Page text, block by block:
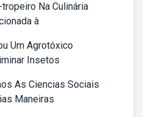
Na Culinária
à
Um Agrotóxico
Insetos
As Ciencias Sociais
Maneiras